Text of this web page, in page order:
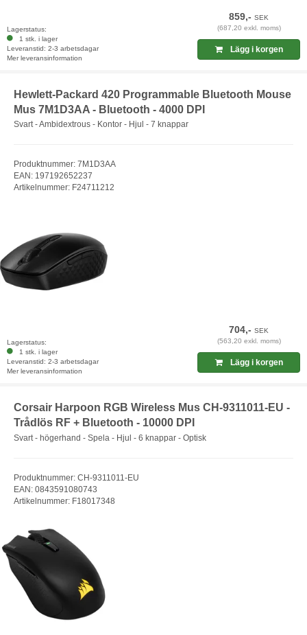
Lagerstatus:
1 stk. i lager
Leveranstid: 2-3 arbetsdagar
Mer leveransinformation
859,-SEK
(687,20 exkl. moms)
Lägg i korgen
Hewlett-Packard 420 Programmable Bluetooth Mouse
Mus 7M1D3AA - Bluetooth - 4000 DPI
Svart - Ambidextrous - Kontor - Hjul - 7 knappar
Produktnummer: 7M1D3AA
EAN: 197192652237
Artikelnummer: F24711212
Lagerstatus:
1 stk. i lager
Leveranstid: 2-3 arbetsdagar
Mer leveransinformation
704,-SEK
(563,20 exkl. moms)
Lägg i korgen
Corsair Harpoon RGB Wireless Mus CH-9311011-EU -
Trådlös RF + Bluetooth - 10000 DPI
Svart - högerhand - Spela - Hjul - 6 knappar - Optisk
Produktnummer: CH-9311011-EU
EAN: 0843591080743
Artikelnummer: F18017348